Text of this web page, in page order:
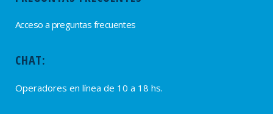
Acceso a preguntas frecuentes
CHAT:
Operadores en línea de 10 a 18 hs.